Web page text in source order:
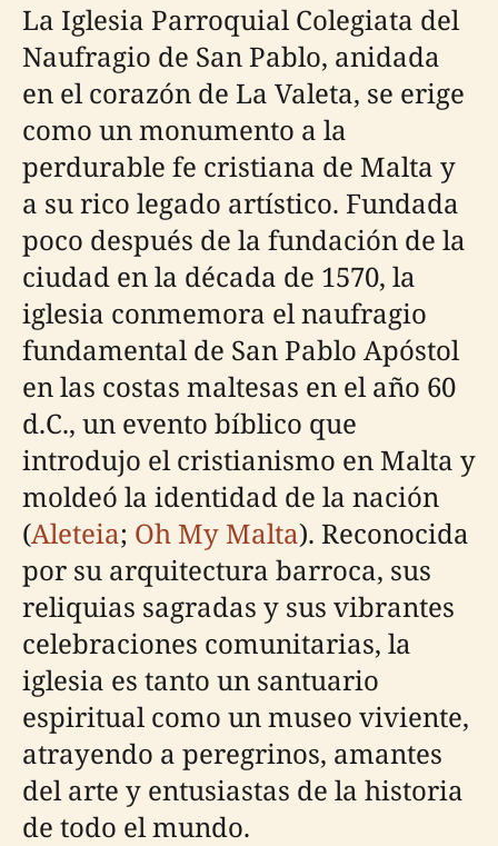
La Iglesia Parroquial Colegiata del
Naufragio de San Pablo, anidada
en el corazón de La Valeta, se erige
como un monumento a la
perdurable fe cristiana de Malta y
a su rico legado artístico. Fundada
poco después de la fundación de la
ciudad en la década de 1570, la
iglesia conmemora el naufragio
fundamental de San Pablo Apóstol
en las costas maltesas en el año 60
d.C., un evento bíblico que
introdujo el cristianismo en Malta y
moldeó la identidad de la nación
(Aleteia; Oh My Malta). Reconocida
por su arquitectura barroca, sus
reliquias sagradas y sus vibrantes
celebraciones comunitarias, la
iglesia es tanto un santuario
espiritual como un museo viviente,
atrayendo a peregrinos, amantes
del arte y entusiastas de la historia
de todo el mundo.